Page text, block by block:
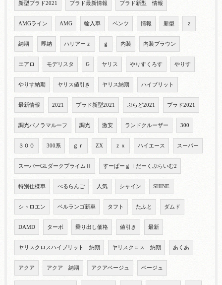
新型プラド2021 プラド最新情報 プラド新型 情報
AMGライン AMG 輸入車 ベンツ 情報 新型 ｚ
納期 即納 ハリアーｚ ｇ 内装 内装ブラウン
エアロ モデリスタ G ヤリス やりすくろす やりす
やりす納期 ヤリス値引き ヤリス納期 ハイブリット
最新情報 2021 プラド新型2021 ぷらど2021 プラド2021
調光パノラマルーフ 調光 激安 ランドクルーザー 300
３００ 300系 ｇｒ ZX ｚｘ ハイエース スーパー
スーパーGLダークプライムⅡ すーぱーｇｌだーくぷらいむ2
特別仕様車 べるらんご 人気 シャイン SHINE
シトロエン ベルランゴ新車 タフト たふと ダムド
DAMD ターボ 乗り出し価格 値引き 最新
ヤリスクロスハイブリット 納期 ヤリスクロス 納期 あくあ
アクア アクア 納期 アクアベージュ ベージュ